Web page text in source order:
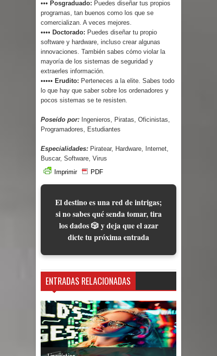
••• Posgraduado: Puedes diseñar tus propios
programas, tan buenos como los que se
comercializan. A veces mejores.
•••• Doctorado: Puedes diseñar tu propio
software y hardware, incluso crear algunas
innovaciones. También sabes cómo violar la
mayoría de los sistemas de seguridad y
extraerles información.
••••• Erudito: Perteneces a la elite. Sabes todo
lo que hay que saber sobre los ordenadores y
pocos sistemas se te resisten.
Poseído por: Ingenieros, Piratas, Oficinistas,
Programadores, Estudiantes
Especialidades: Piratear, Hardware, Internet,
Buscar, Software, Virus
Imprimir
PDF
El destino es una red de intrigas;
si no sabes qué senda tomar, tira
los dados 🎲 y deja que el azar
dicte tu próxima entrada
ENTRADAS RELACIONADAS